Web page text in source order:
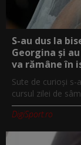
S-au dus la
Georgina și
va rămâne în
Sute de curioși s-
cursul zilei de
DigiSport.ro